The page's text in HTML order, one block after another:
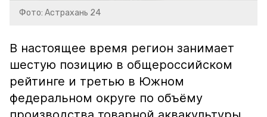
Фото: Астрахань 24
В настоящее время регион занимает
шестую позицию в общероссийском
рейтинге и третью в Южном
федеральном округе по объёму